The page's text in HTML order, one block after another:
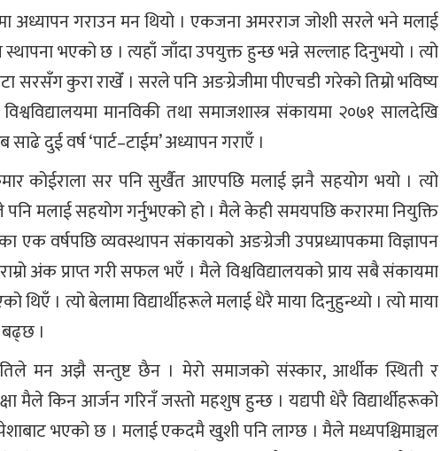
अध्यापन गराउन मन थियो । एकजना अमरराज जोशी सरले भने मलाई
स्थापना भएको छ । त्यहाँ जाँदा उपयुक्त हुन्छ भन्ने सल्लाह दिनुभयो । त्यो
सरसँग कुरा राखेँ । सरले पनि अङग्रेजीमा पीएचडी गरेको तिम्रो भविष्य
मानविकी तथा समाजशास्त्र संकायमा २०७१ सालदेखि
दुई वर्ष ‘पार्ट–टाईम’ अध्यापन गराएँ ।
कोईराला सर पनि सुर्खैत आएपछि मलाई झनै सहयोग भयो । त्यो
मलाई सहयोग गर्नुभएको हो । मैले केही समयपछि करारमा नियुक्ति
एक वर्षपछि व्यवस्थापन संकायको अङग्रेजी उपप्रध्यापकमा विज्ञापन
अंक प्राप्त गरी सफल भएँ । मैले विश्वविद्यालयको प्राय सबै संकायमा
। त्यो बेलामा विद्यार्थीहरूले मलाई धेरै माया दिनुहुन्थ्यो । त्यो माया
।
मन अझै सन्तुष्ट छैन । मेरो समाजको संस्कार, आर्थीक स्थिती र
मैले किन आर्जन गरिनँ जस्तो महशुष हुन्छ । यद्यपी धेरै विद्यार्थीहरूको
भएको छ । मलाई एकदमै खुशी पनि लाग्छ । मैले मध्यपश्चिमाञ्चल